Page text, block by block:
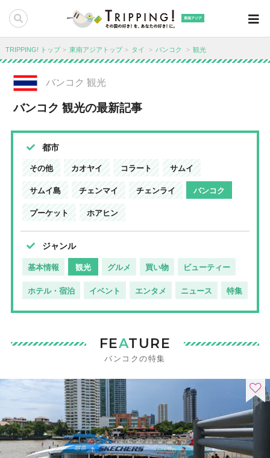
東南アジア
TRIPPING! トップ 東南アジアトップ タイ バンコク 観光
バンコク 観光
バンコク 観光の最新記事
都市
その他 カオヤイ コラート サムイ
サムイ島 チェンマイ チェンライ バンコク
プーケット ホアヒン
ジャンル
基本情報 観光 グルメ 買い物 ビューティー
ホテル・宿泊 イベント エンタメ ニュース 特集
FEATURE
バンコクの特集